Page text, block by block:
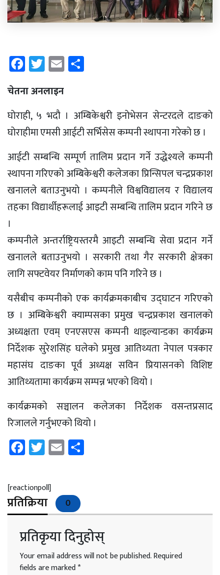
Facebook
Twitter
Email
चेतना अनलाइन
घाेराही, ५ भदाै । अम्बिकेश्वरी इनाेभेसन सेन्टरदले दाङकाे
घाेराहीमा एमसी आईटी सर्भिसेस कम्पनी स्थापना गरेकाे छ ।
आईटी सम्बन्धि सम्पूर्ण तालिम प्रदान गर्ने उद्धेश्यले कम्पनी
स्थापना गरिएकाे अम्बिकेश्वरी कलेजका प्रिन्सिपल चन्द्रप्रकाश
खनालले बताउनुभयाे । कम्पनीले विश्वविद्यालय र विद्यालय
तहका विद्यार्थीहरूलाई आइटी सम्बन्धि तालिम प्रदान गरिने छ
।
कम्पनीले अन्तर्राष्ट्रियस्तरमै आइटी सम्बन्धि सेवा प्रदान गर्ने
खनालले बताउनुभयाे । सरकारी तथा गैर सरकारी क्षेत्रका
लागि सफ्टवेयर निर्माणकाे काम पनि गरिने छ ।
यसैबीच कम्पनीकाे एक कार्यक्रमकाबीच उद्घाटन गरिएकाे
छ । अम्बिकेश्वरी क्याम्पसका प्रमुख चन्द्रप्रकाश खनालकाे
अध्यक्षता एवम् एनएसएस कम्पनी थाइल्यान्डका कार्यक्रम
निर्देशक सुरेशसिंह घलेकाे प्रमुख आतिथ्यता नेपाल पत्रकार
महासंघ दाङका पूर्व अध्यक्ष सविन प्रियासनकाे विशिष्ट
आतिथ्यतामा कार्यक्रम सम्पन्न भएकाे थियाे ।
कार्यक्रमकाे सञ्चालन कलेजका निर्देशक वसन्तप्रसाद
रिजालले गर्नुभएको थियाे ।
Facebook
Twitter
Email
[reactionpoll]
प्रतिक्रिया 0
प्रतिकृया दिनुहोस्
Your email address will not be published.Required
fields are marked*